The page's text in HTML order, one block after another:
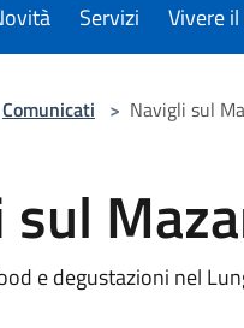
Servizi Vivere
Comunicati > Navigli sul
e degustazioni nel